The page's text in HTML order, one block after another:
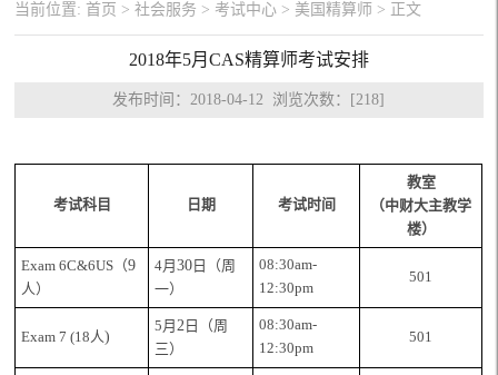
当前位置: 首页 >社会服务 > 考试中心 > 美国精算师 > 正文
​2018年5月CAS精算师考试安排
发布时间：2018-04-12 浏览次数：[218]
考试科目 日期 考试时间
教室
（中财大主教学
楼）
Exam 6C&6US （9
人）
4月30 日（周
一）
08:30am-
12:30pm
501
Exam 7 (18人)
5月2 日（周
三）
08:30am-
12:30pm
501